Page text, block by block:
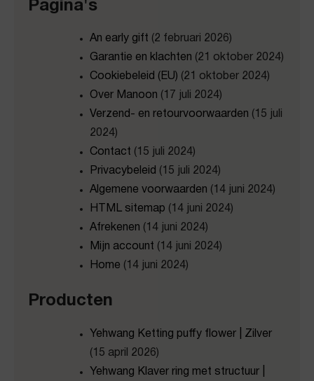
Pagina's
An early gift (2 februari 2026)
Garantie en klachten (21 oktober 2024)
Cookiebeleid (EU) (21 oktober 2024)
Over Manoon (17 juli 2024)
Verzend- en retourvoorwaarden (15 juli
2024)
Contact (15 juli 2024)
Privacybeleid (15 juli 2024)
Algemene voorwaarden (14 juni 2024)
HTML sitemap (14 juni 2024)
Afrekenen (14 juni 2024)
Mijn account (14 juni 2024)
Home (14 juni 2024)
Producten
Yehwang Ketting puffy flower | Zilver
(15 april 2026)
Yehwang Klaver ring met structuur |